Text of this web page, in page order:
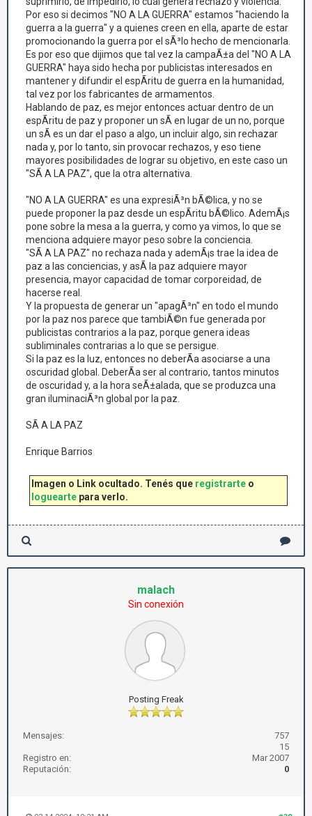
Por eso si decimos "NO A LA GUERRA" estamos "haciendo la
guerra a la guerra" y a quienes creen en ella, aparte de estar
promocionando la guerra por el sÃ³lo hecho de mencionarla.
Es por eso que dijimos que tal vez la campaÃ±a del "NO A LA
GUERRA" haya sido hecha por publicistas interesados en
mantener y difundir el espÃ­ritu de guerra en la humanidad,
tal vez por los fabricantes de armamentos.
Hablando de paz, es mejor entonces actuar dentro de un
espÃ­ritu de paz y proponer un sÃ­ en lugar de un no, porque
un sÃ­ es un dar el paso a algo, un incluir algo, sin rechazar
nada y, por lo tanto, sin provocar rechazos, y eso tiene
mayores posibilidades de lograr su objetivo, en este caso un
"SÃ A LA PAZ", que la otra alternativa.
"NO A LA GUERRA" es una expresiÃ³n bÃ©lica, y no se
puede proponer la paz desde un espÃ­ritu bÃ©lico. AdemÃ¡s
pone sobre la mesa a la guerra, y como ya vimos, lo que se
menciona adquiere mayor peso sobre la conciencia.
"SÃ A LA PAZ" no rechaza nada y ademÃ¡s trae la idea de
paz a las conciencias, y asÃ­ la paz adquiere mayor
presencia, mayor capacidad de tomar corporeidad, de
hacerse real.
Y la propuesta de generar un "apagÃ³n" en todo el mundo
por la paz nos parece que tambiÃ©n fue generada por
publicistas contrarios a la paz, porque genera ideas
subliminales contrarias a lo que se persigue.
Si la paz es la luz, entonces no deberÃ­a asociarse a una
oscuridad global. DeberÃ­a ser al contrario, tantos minutos
de oscuridad y, a la hora seÃ±alada, que se produzca una
gran iluminaciÃ³n global por la paz.
SÃ A LA PAZ
Enrique Barrios
Imagen o Link ocultado. Tenés que registrarte o
loguearte para verlo.
malach
Sin conexión
Posting Freak
Mensajes:
757
15
Registro en:
Mar 2007
Reputación:
0